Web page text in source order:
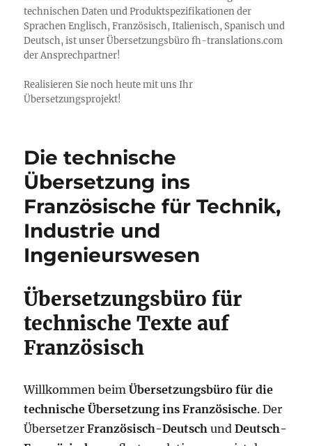
technischen Daten und Produktspezifikationen der
Sprachen Englisch, Französisch, Italienisch, Spanisch und
Deutsch, ist unser Übersetzungsbüro fh-translations.com
der Ansprechpartner!
Realisieren Sie noch heute mit uns Ihr
Übersetzungsprojekt!
Die technische
Übersetzung ins
Französische für Technik,
Industrie und
Ingenieurswesen
Übersetzungsbüro für
technische Texte auf
Französisch
Willkommen beimÜbersetzungsbüro für die
technische Übersetzung ins Französische. Der
ÜbersetzerFranzösisch-Deutsch undDeutsch-